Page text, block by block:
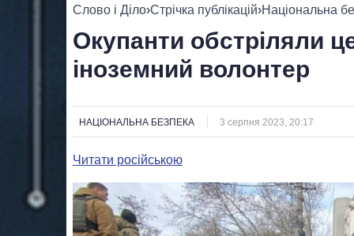
УСІ ПОЛІТИКИ ПРЕЗИДЕНТ І
Слово і Діло›Стрічка публікацій›Національна
Окупанти обстріляли
іноземний волонтер
НАЦІОНАЛЬНА БЕЗПЕКА 3 серпня 2023, 20:17
Читати російською